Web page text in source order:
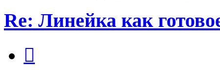
Re: Линейка как